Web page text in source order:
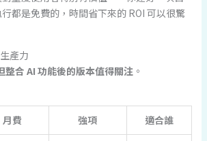
都是免費的，時間省下來的 ROI 可以很驚
產力
整合 AI 功能後的版本值得關注。
月費 強項 適合誰